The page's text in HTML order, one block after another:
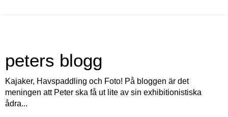
peters blogg
Kajaker, Havspaddling och Foto! På bloggen är det
meningen att Peter ska få ut lite av sin exhibitionistiska
ådra...